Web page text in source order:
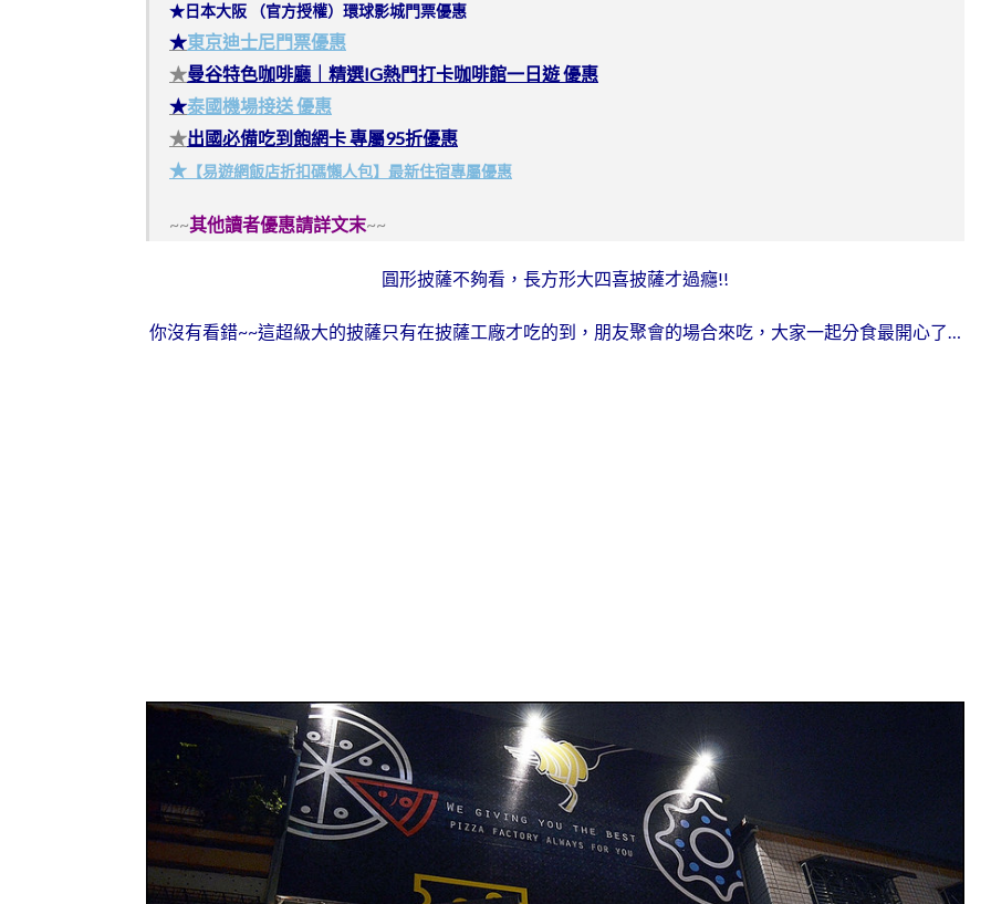
★日本大阪 （官方授權）環球影城門票優惠
★東京迪士尼門票優惠
★曼谷特色咖啡廳｜精選IG熱門打卡咖啡館一日遊 優惠
★泰國機場接送 優惠
★出國必備吃到飽網卡 專屬95折優惠
★ 【易遊網飯店折扣碼懶人包】最新住宿專屬優惠
~~其他讀者優惠請詳文末~~
圓形披薩不夠看，長方形大四喜披薩才過癮!!
你沒有看錯~~這超級大的披薩只有在披薩工廠才吃的到，朋友聚會的場合來吃，大家一起分食最開心了…